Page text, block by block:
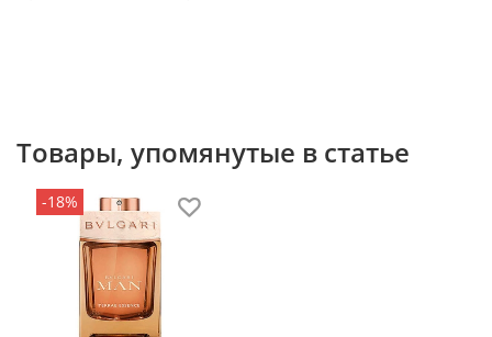
Товары, упомянутые в статье
-18%